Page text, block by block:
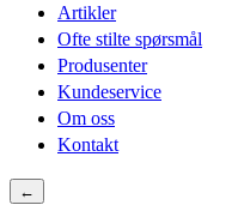
Artikler
Ofte stilte spørsmål
Produsenter
Kundeservice
Om oss
Kontakt
←